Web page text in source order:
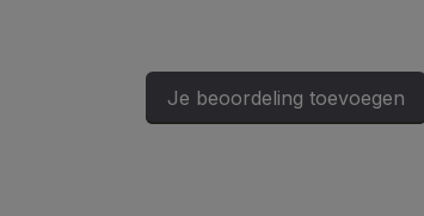
Je beoordeling toevoegen